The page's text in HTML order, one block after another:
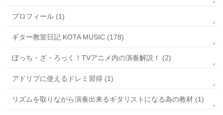
プロフィール (1)
ギター教室日記 KOTA MUSIC (178)
ぼっち・ざ・ろっく！TVアニメ内の演奏解説！ (2)
アドリブに使えるドレミ習得 (1)
リズムを取りながら演奏出来るギタリストになる為の教材 (1)